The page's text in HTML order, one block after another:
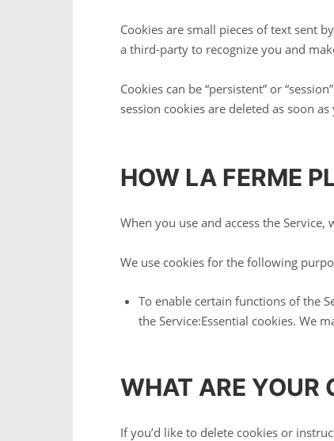
Cookies are small pieces of text sent
a third-party to recognize you and
Cookies can be “persistent” or
session cookies are deleted as soon
HOW LA FERME
When you use and access the
We use cookies for the following
To enable certain functions of the
the Service:Essential cookies. We
WHAT ARE YOUR
If you’d like to delete cookies or